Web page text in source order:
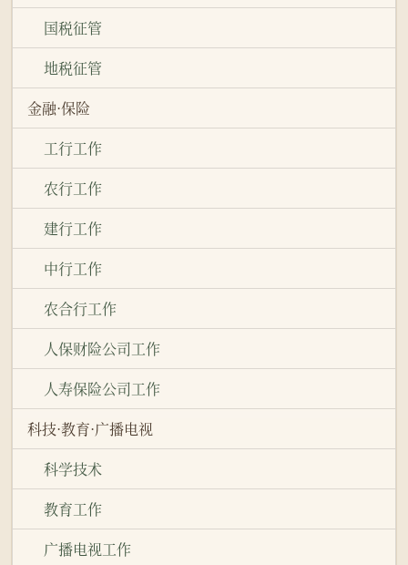
国税征管
地税征管
金融·保险
工行工作
农行工作
建行工作
中行工作
农合行工作
人保财险公司工作
人寿保险公司工作
科技·教育·广播电视
科学技术
教育工作
广播电视工作